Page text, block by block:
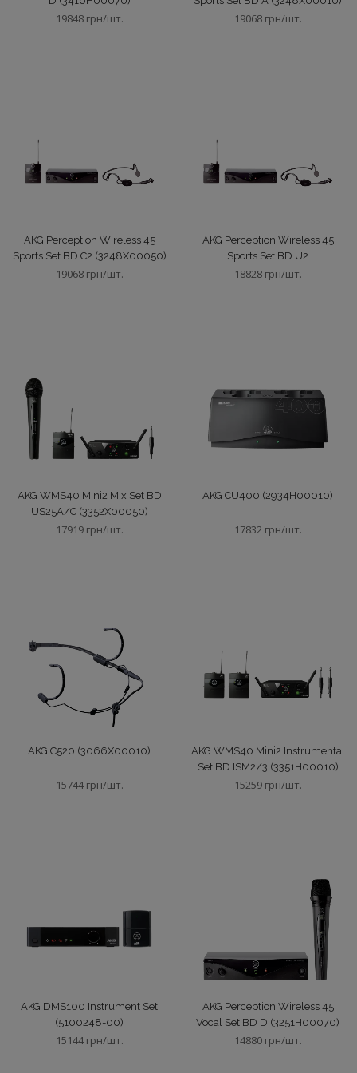
Акустика для кіно
Зонні процесори
Кіно-процесори
Лінійні масиви
Мікрофони граничного поля
Мікрофони петличні
Мікрофони інструментальні
Мікшери аналогові
Мікшери цифрові
Навушники безпровідні
Пасивні акустичні системи
Процесори ефектів
19848 грн/шт. 19068 грн/шт.
AKG Perception Wireless 45
Sports Set BD C2 (3248X00050)
19068 грн/шт.
AKG Perception Wireless 45
Sports Set BD U2
(3248X00090)
18828 грн/шт.
AKG WMS40 Mini2 Mix Set BD
US25A/C (3352X00050)
17919 грн/шт.
AKG CU400 (2934H00010)
17832 грн/шт.
AKG C520 (3066X00010)
15744 грн/шт.
AKG WMS40 Mini2 Instrumental
Set BD ISM2/3 (3351H00010)
15259 грн/шт.
AKG DMS100 Instrument Set
(5100248-00)
15144 грн/шт.
AKG Perception Wireless 45
Vocal Set BD D (3251H00070)
14880 грн/шт.